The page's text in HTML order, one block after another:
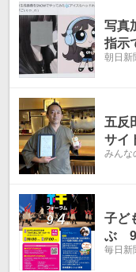
写真
指示
朝日新
五反
サイ
みんな
子ど
ぶ 9
毎日新